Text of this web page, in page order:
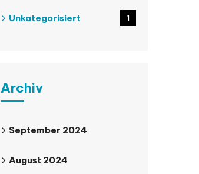
Unkategorisiert 1
Archiv
September 2024
August 2024